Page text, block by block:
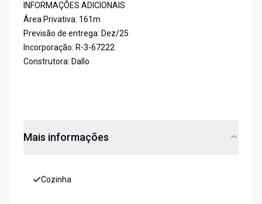
INFORMAÇÕES ADICIONAIS
Área Privativa: 161m
Previsão de entrega: Dez/25
Incorporação: R-3-67222
Construtora: Dallo
Mais informações
Cozinha